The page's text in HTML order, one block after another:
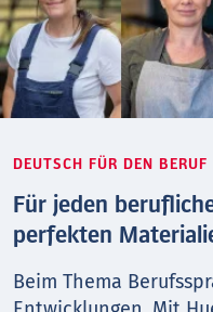
DEUTSCH FÜR DEN BERUF
Für jeden
perfekten
Beim Thema